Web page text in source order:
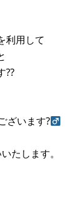
利用して
??
ざいます?‍
たします。